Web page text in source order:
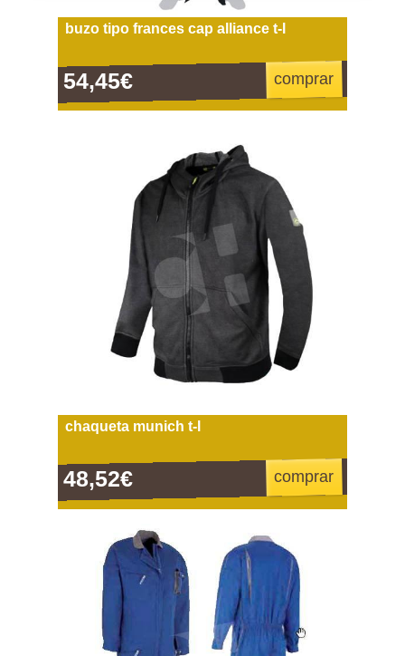
buzo tipo frances cap alliance t-l
54,45€ comprar
chaqueta munich t-l
48,52€ comprar